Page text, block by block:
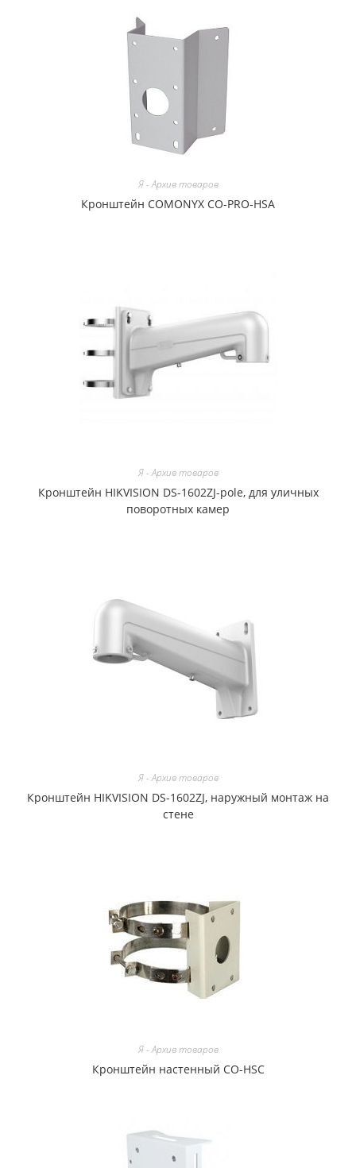
Я - Архив товаров
Кронштейн COMONYX CO-PRO-HSA
Я - Архив товаров
Кронштейн HIKVISION DS-1602ZJ-pole, для уличных
поворотных камер
Я - Архив товаров
Кронштейн HIKVISION DS-1602ZJ, наружный монтаж на
стене
Я - Архив товаров
Кронштейн настенный CO-HSC